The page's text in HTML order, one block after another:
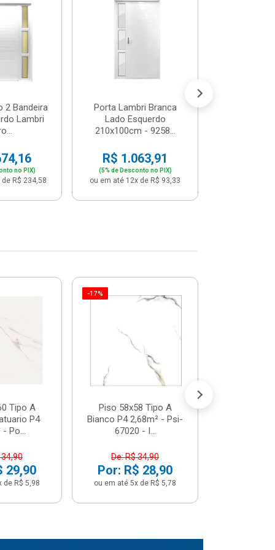
2 Bandeira
Lambri
no PIX)
R$ 234,58
Porta Lambri Branca
Lado Esquerdo
210x100cm - 9258...
R$ 1.063,91
(5% de Desconto no PIX)
ou em até 12x de R$ 93,33
Tipo A
P4
- Po...
34,90
29,90
de R$ 5,98
-17%
Piso 58x58 Tipo A
Bianco P4 2,68m² - Psi-
67020 - I...
De: R$ 34,90
Por: R$ 28,90
ou em até 5x de R$ 5,78